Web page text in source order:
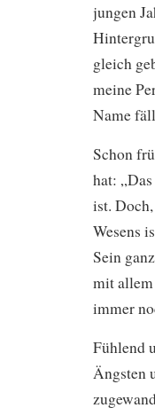
jungen
gleich
meine
Name
Schon
hat:
ist.
Wesens
Sein
mit allem
immer
Fühlend
Ängsten